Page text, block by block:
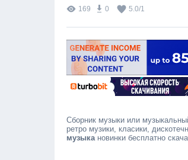
169
0 5.0/1
Сборник музыки или
ретро музики, класики,
музыкановинки бесплатно